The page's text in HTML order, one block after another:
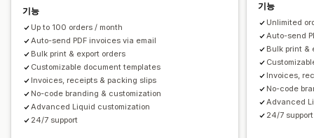
기능
Up to 100 orders / month
Auto-send PDF invoices via email
Bulk print & export orders
Customizable document templates
Invoices, receipts & packing slips
No-code branding & customization
Advanced Liquid customization
24/7 support
기능
Unlimited
Auto-send
Bulk print &
Invoices,
No-code
Advanced
24/7 support